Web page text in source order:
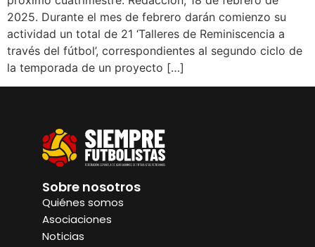
2025. Durante el mes de febrero darán comienzo su
actividad un total de 21 ‘Talleres de Reminiscencia a
través del fútbol’, correspondientes al segundo ciclo de
la temporada de un proyecto […]
Sobre nosotros
Quiénes somos
Asociaciones
Noticias